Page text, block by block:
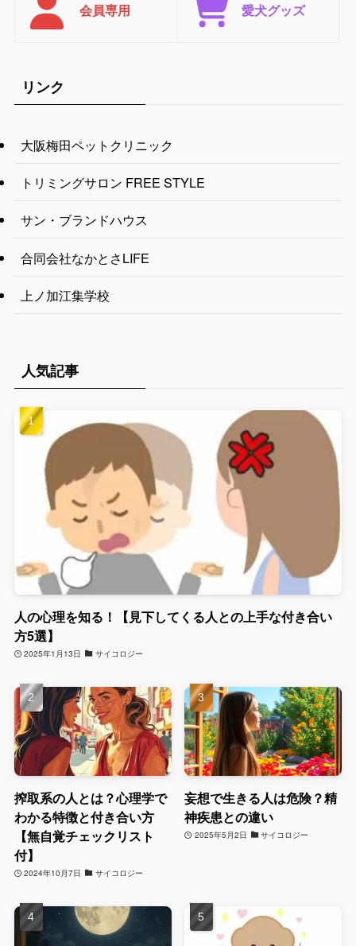
会員専用 愛犬グッズ
リンク
大阪梅田ペットクリニック
トリミングサロン FREE STYLE
サン・ブランドハウス
合同会社なかとさLIFE
上ノ加江集学校
人気記事
人の心理を知る！【見下してくる人との上手な付き合い
方5選】
2025年1月13日 サイコロジー
搾取系の人とは？心理学で
わかる特徴と付き合い方
【無自覚チェックリスト
付】
2024年10月7日 サイコロジー
妄想で生きる人は危険？精
神疾患との違い
2025年5月2日 サイコロジー